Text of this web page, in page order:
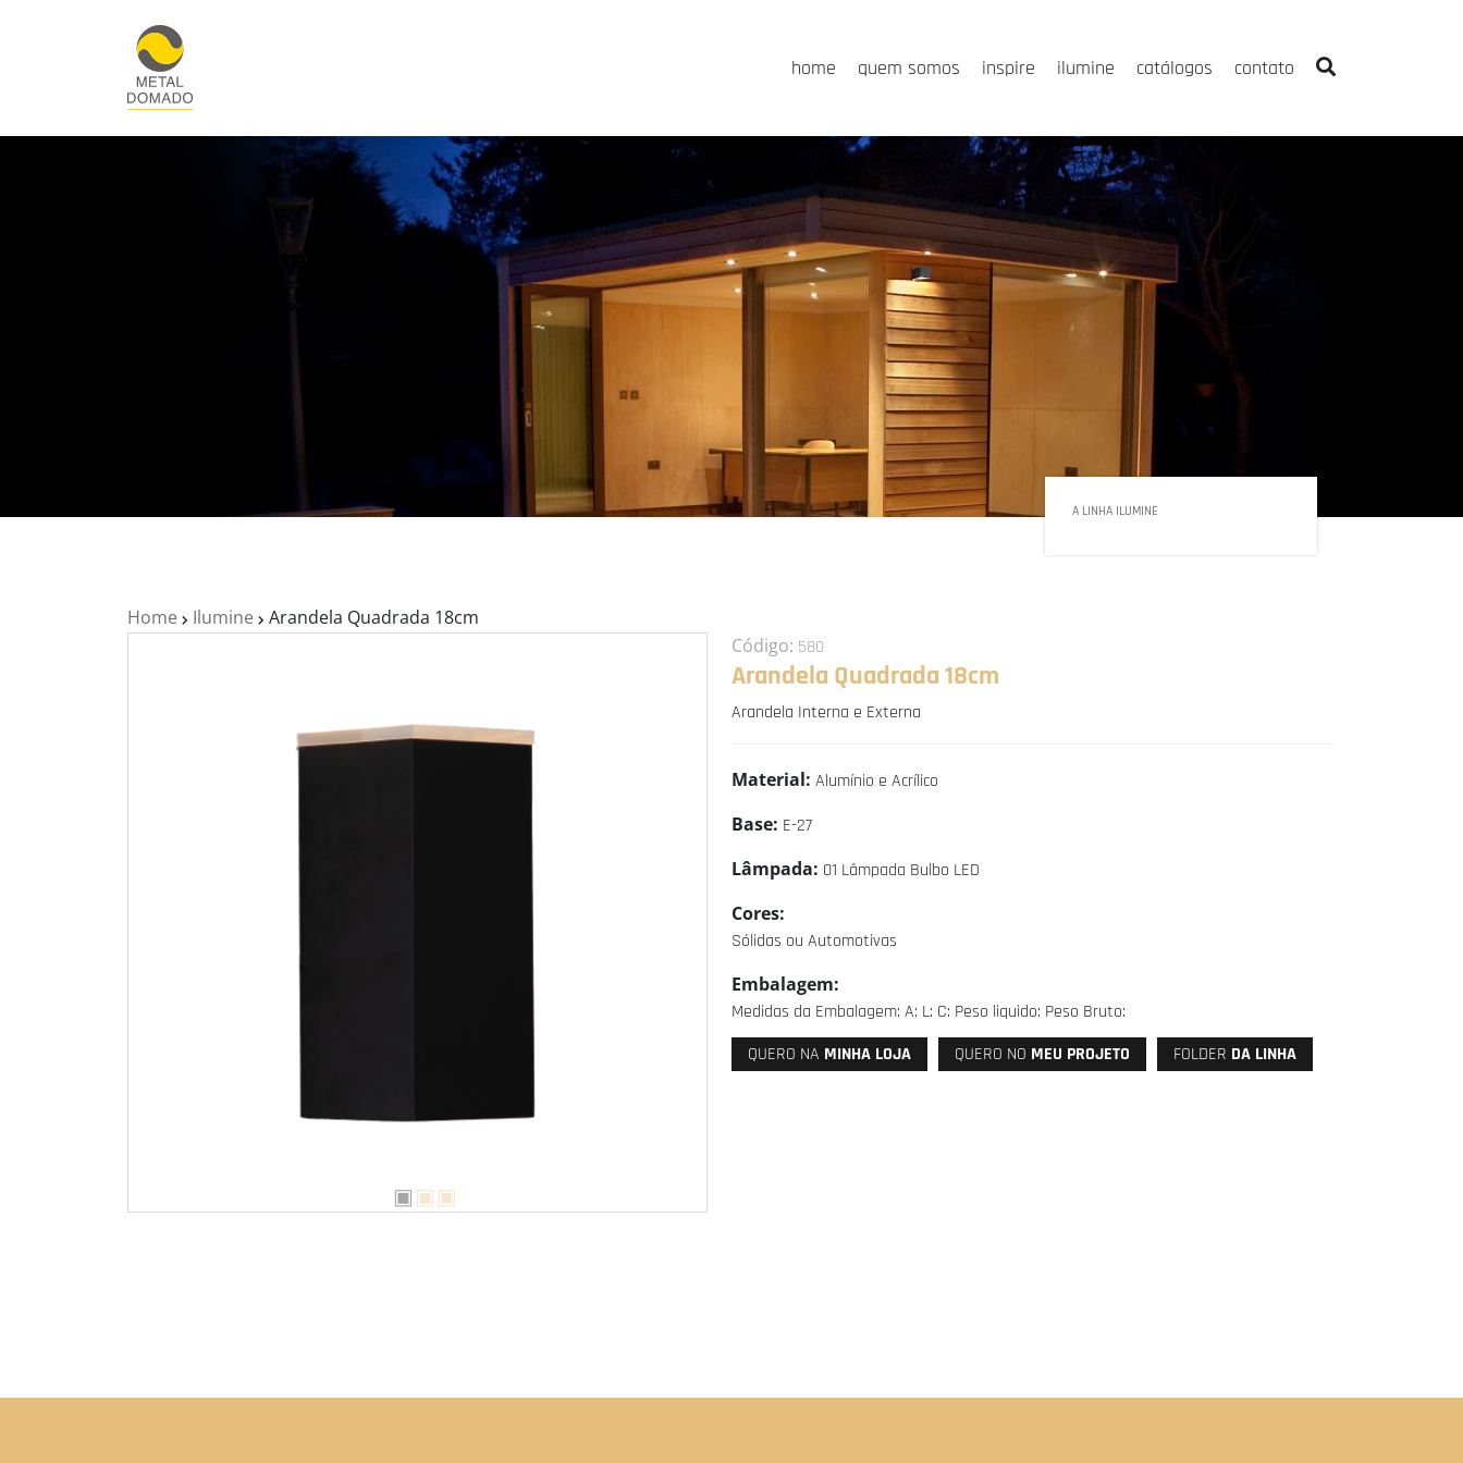
home quem somos inspire ilumine catálogos contato
A LINHA ILUMINE
Home Ilumine
Arandela Quadrada 18cm
Código: 580
Arandela Quadrada 18cm
Arandela Interna e Externa
Material: Alumínio e Acrílico
Base: E-27
Lâmpada: 01 Lâmpada Bulbo LED
Cores:
Sólidas ou Automotivas
Embalagem:
Medidas da Embalagem: A: L: C: Peso liquido: Peso Bruto:
QUERO NA MINHA LOJA QUERO NO MEU PROJETO FOLDER DA LINHA